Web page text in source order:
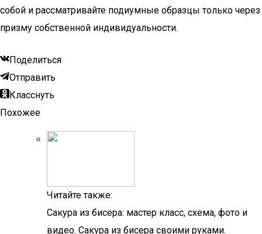
собой и рассматривайте подиумные образцы только через
призму собственной индивидуальности.
Поделиться
Отправить
Класснуть
Похожее
Читайте также:
Сакура из бисера: мастер класс, схема, фото и
видео. Сакура из бисера своими руками.